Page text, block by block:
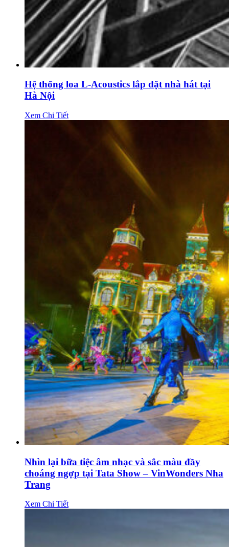
Hệ thống loa L-Acoustics lắp đặt nhà hát tại
Hà Nội
Xem Chi Tiết
Nhìn lại bữa tiệc âm nhạc và sắc màu đầy
choáng ngợp tại Tata Show – VinWonders Nha
Trang
Xem Chi Tiết